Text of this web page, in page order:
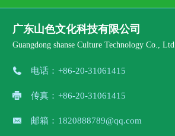
广东山色文化科技有限公司
Guangdong shanse Culture Technology Co., Ltd
电话： +86-20-31061415
传真： +86-20-31061415
邮箱： 1820888789@qq.com